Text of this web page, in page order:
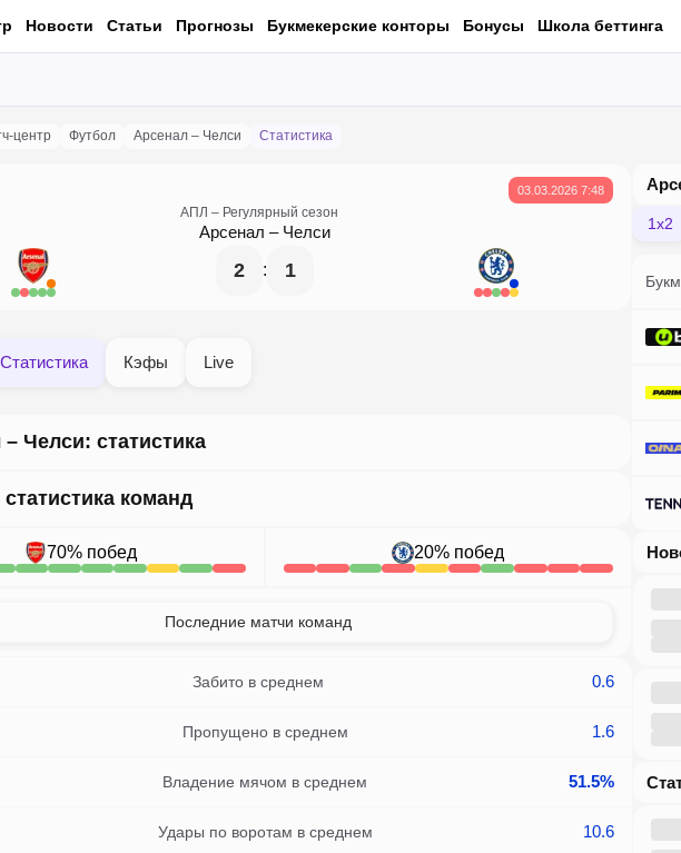
Новости Статьи Прогнозы Букмекерские конторы Бонусы Школа беттинга
центр Футбол Арсенал – Челси Статистика
03.03.2026 7:48
АПЛ – Регулярный сезон
Арсенал – Челси
2 : 1
Статистика Кэфы Live
Челси: статистика
команд
70% побед 20% побед
Последние матчи команд
Забито в среднем 0.6
Пропущено в среднем 1.6
Владение мячом в среднем 51.5%
Удары по воротам в среднем 10.6
1x2